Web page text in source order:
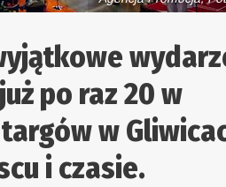
po raz 20 w
w
i czasie.